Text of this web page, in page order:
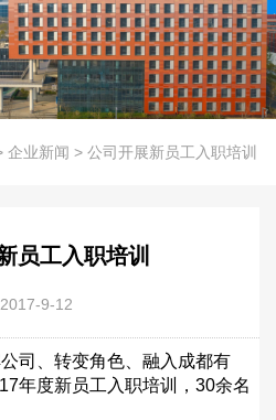
企业新闻 > 公司开展新员工入职培训
员工入职培训
9-12
司、转变角色、融入成都有
年度新员工入职培训，30余名